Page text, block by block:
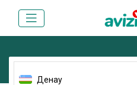
Денау